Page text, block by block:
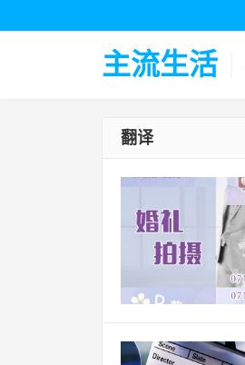
主流生活
翻译